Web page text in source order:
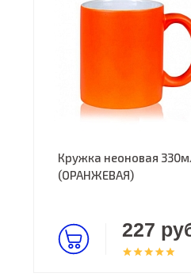
Кружка неоновая
(ОРАНЖЕВАЯ)
227